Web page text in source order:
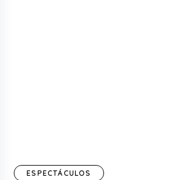
ESPECTÁCULOS